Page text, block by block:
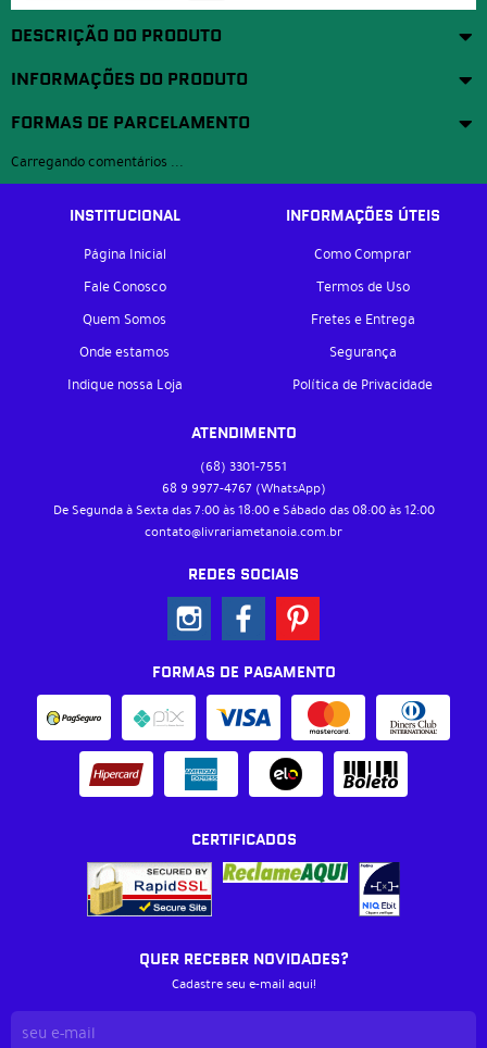
DESCRIÇÃO DO PRODUTO
INFORMAÇÕES DO PRODUTO
FORMAS DE PARCELAMENTO
Carregando comentários ...
INSTITUCIONAL
Página Inicial
Fale Conosco
Quem Somos
Onde estamos
Indique nossa Loja
INFORMAÇÕES ÚTEIS
Como Comprar
Termos de Uso
Fretes e Entrega
Segurança
Política de Privacidade
ATENDIMENTO
(68) 3301-7551
68 9 9977-4767 (WhatsApp)
De Segunda à Sexta das 7:00 às 18:00 e Sábado das 08:00 às 12:00
contato@livrariametanoia.com.br
REDES SOCIAIS
FORMAS DE PAGAMENTO
CERTIFICADOS
QUER RECEBER NOVIDADES?
Cadastre seu e-mail aqui!